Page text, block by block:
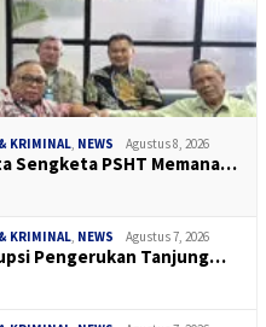
KRIMINAL, NEWS Agustus 8, 2026
Sengketa PSHT Memana…
KRIMINAL, NEWS Agustus 7, 2026
Pengerukan Tanjung…